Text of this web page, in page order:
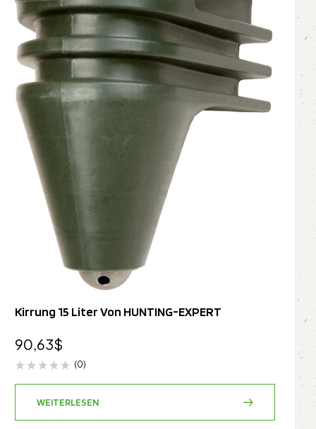
Kirrung 15 Liter Von HUNTING-EXPERT
90,63$
(0)
WEITERLESEN